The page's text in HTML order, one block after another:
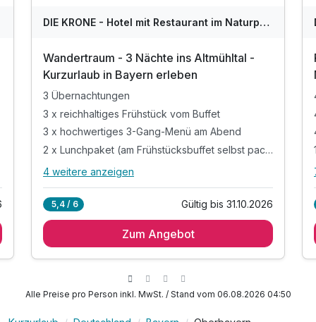
DIE KRONE - Hotel mit Restaurant im Naturpark Altmühltal
Wandertraum - 3 Nächte ins Altmühltal -
Kurzurlaub in Bayern erleben
3 Übernachtungen
3 x reichhaltiges Frühstück vom Buffet
3 x hochwertiges 3-Gang-Menü am Abend
2 x Lunchpaket (am Frühstücksbuffet selbst packen)
Alle Inklusivleistungen
3 x reichhaltiges Frühstück vom Buffet
4 weitere anzeigen
5,4 / 6 Gültig bis 31.10.2026
Zum Angebot
Alle Preise pro Person inkl. MwSt. / Stand vom 06.08.2026 04:50